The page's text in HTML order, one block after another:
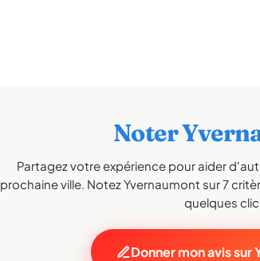
Noter
Partagez votre expérience pour aider
prochaine ville. Notez Yvernaumont sur 7
quelques
Donner mon avis sur